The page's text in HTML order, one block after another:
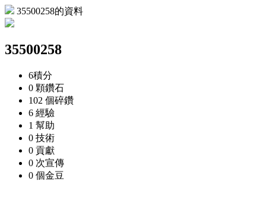
35500258的資料
35500258
6積分
0 顆鑽石
102 個碎鑽
6 經驗
1 幫助
0 技術
0 貢獻
0 次宣傳
0 個金豆